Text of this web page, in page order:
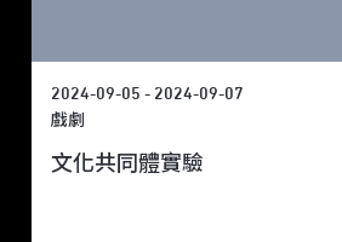
2024-09-05 - 2024-09-07
戲劇
文化共同體實驗